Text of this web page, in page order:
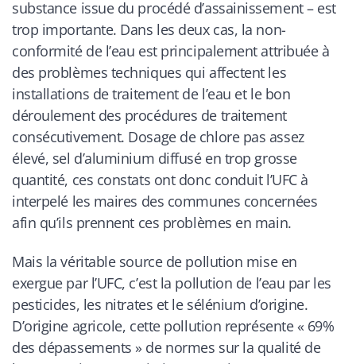
substance issue du procédé d’assainissement – est
trop importante. Dans les deux cas, la non-
conformité de l’eau est principalement attribuée à
des problèmes techniques qui affectent les
installations de traitement de l’eau et le bon
déroulement des procédures de traitement
consécutivement. Dosage de chlore pas assez
élevé, sel d’aluminium diffusé en trop grosse
quantité, ces constats ont donc conduit l’UFC à
interpelé les maires des communes concernées
afin qu’ils prennent ces problèmes en main.
Mais la véritable source de pollution mise en
exergue par l’UFC, c’est la pollution de l’eau par les
pesticides, les nitrates et le sélénium d’origine.
D’origine agricole, cette pollution représente « 69%
des dépassements » de normes sur la qualité de